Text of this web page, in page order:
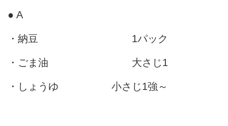
● A
・納豆 1パック
・ごま油 大さじ1
・しょうゆ 小さじ1強～